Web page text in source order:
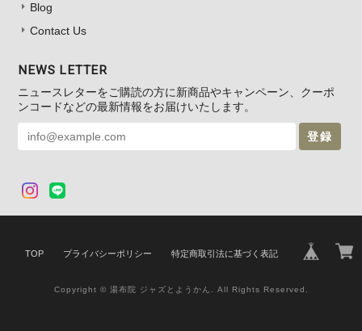
Blog
Contact Us
NEWS LETTER
ニュースレターをご購読の方に新商品やキャンペーン、クーポ
ンコードなどの最新情報をお届けいたします。
登録
TOP プライバシーポリシー 特定商取引法に基づく表記
Copyright © 湯布院 ジャズとようかん. All Rights Reserved.